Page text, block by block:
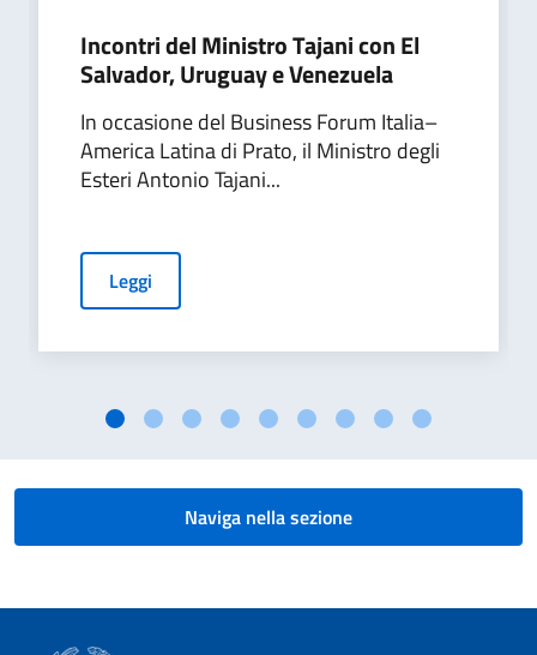
Incontri del Ministro Tajani con El
Salvador, Uruguay e Venezuela
In occasione del Business Forum Italia–
America Latina di Prato, il Ministro degli
Esteri Antonio Tajani...
Leggi
Naviga nella sezione